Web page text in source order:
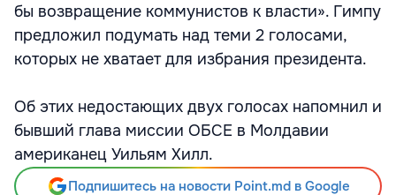
бы возвращение коммунистов к власти». Гимпу
предложил подумать над теми 2 голосами,
которых не хватает для избрания президента.
Об этих недостающих двух голосах напомнил и
бывший глава миссии ОБСЕ в Молдавии
американец Уильям Хилл.
Подпишитесь на новости Point.md в Google